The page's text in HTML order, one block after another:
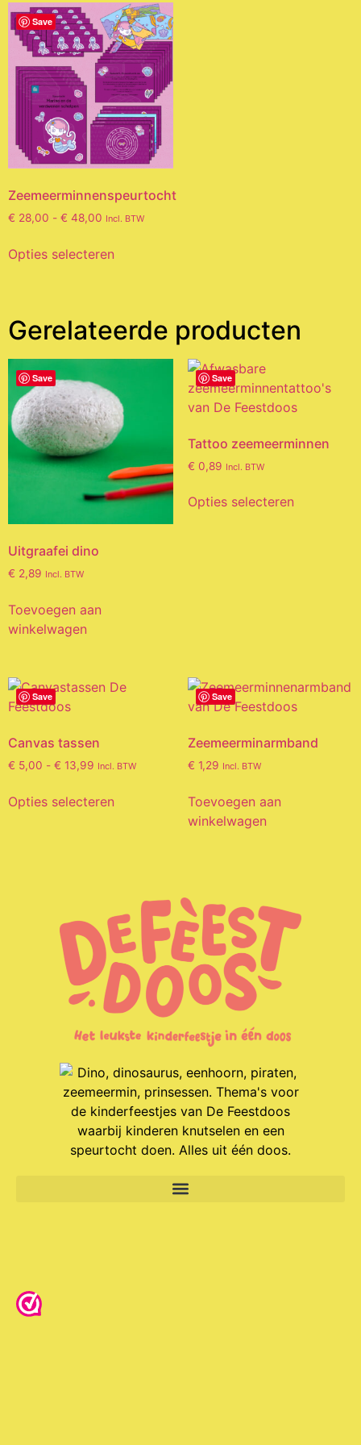
Save
Zeemeerminnenspeurtocht
€ 28,00 - € 48,00 Incl. BTW
Opties selecteren
Gerelateerde producten
Save
Uitgraafei dino
€ 2,89 Incl. BTW
Toevoegen aan
winkelwagen
Save
Tattoo zeemeerminnen
€ 0,89 Incl. BTW
Opties selecteren
Save
Canvas tassen
€ 5,00 - € 13,99 Incl. BTW
Opties selecteren
Save
Zeemeerminarmband
€ 1,29 Incl. BTW
Toevoegen aan
winkelwagen